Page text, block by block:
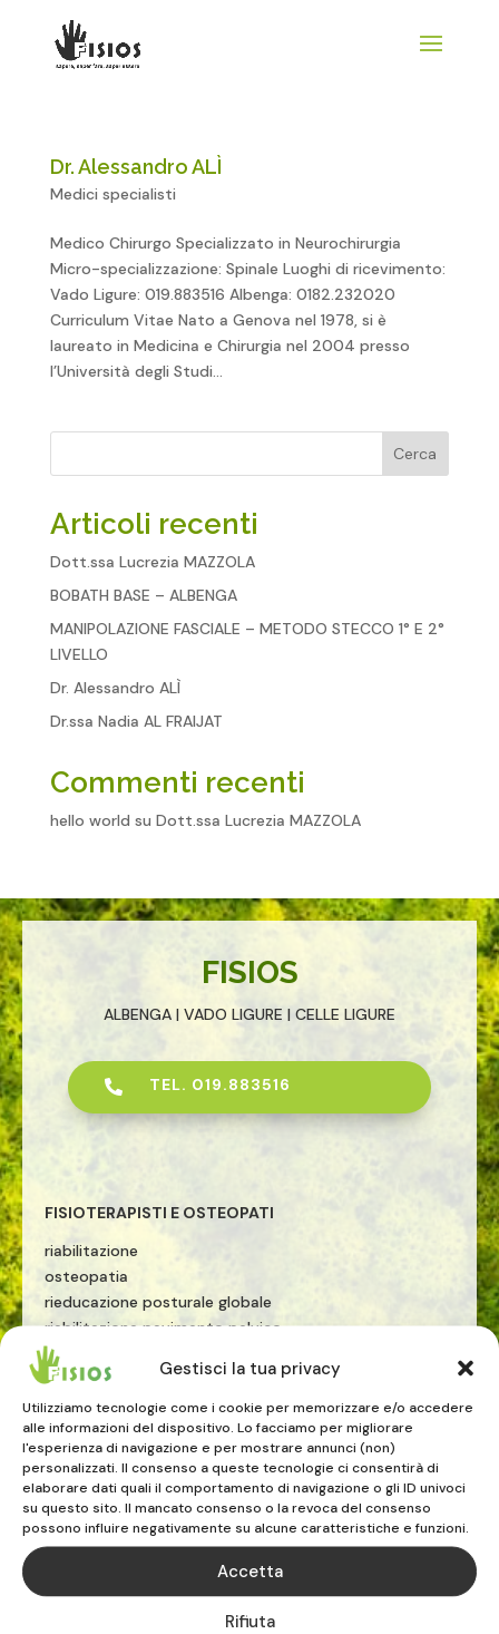
Gestisci la tua privacy
Utilizziamo tecnologie come i cookie per memorizzare e/o accedere
alle informazioni del dispositivo. Lo facciamo per migliorare
l'esperienza di navigazione e per mostrare annunci (non)
personalizzati. Il consenso a queste tecnologie ci consentirà di
elaborare dati quali il comportamento di navigazione o gli ID univoci
su questo sito. Il mancato consenso o la revoca del consenso
possono influire negativamente su alcune caratteristiche e funzioni.
Accetta
Rifiuta
Dr. Alessandro ALÌ
Medici specialisti
Medico Chirurgo Specializzato in Neurochirurgia
Micro-specializzazione: Spinale Luoghi di ricevimento:
Vado Ligure: 019.883516 Albenga: 0182.232020
Curriculum Vitae Nato a Genova nel 1978, si è
laureato in Medicina e Chirurgia nel 2004 presso
l’Università degli Studi...
Cerca
Articoli recenti
Dott.ssa Lucrezia MAZZOLA
BOBATH BASE – ALBENGA
MANIPOLAZIONE FASCIALE – METODO STECCO 1° E 2°
LIVELLO
Dr. Alessandro ALÌ
Dr.ssa Nadia AL FRAIJAT
Commenti recenti
hello world su Dott.ssa Lucrezia MAZZOLA
FISIOS
ALBENGA | VADO LIGURE | CELLE LIGURE
 TEL. 019.883516
FISIOTERAPISTI E OSTEOPATI
riabilitazione
osteopatia
rieducazione posturale globale
riabilitazione pavimento pelvico
riabilitazione sportiva
terapia manuale
esercizio terapeutico
tecarterapia
onde d'urto
PRESTAZIONI MEDICHE
ecografie
visite ginecologiche